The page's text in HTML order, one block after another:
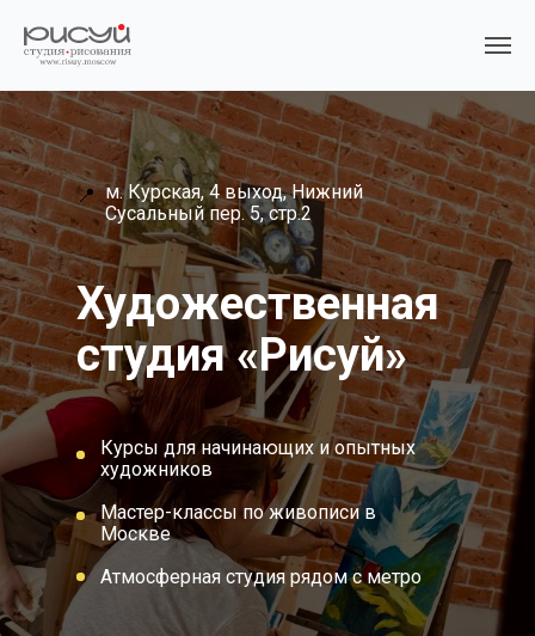
Художественная
студия «Рисуй»
м. Курская, 4 выход, Нижний
Сусальный пер. 5, стр.2
📍
Курсы для начинающих и опытных
художников
Мастер-классы по живописи в
Москве
Атмосферная студия рядом с метро